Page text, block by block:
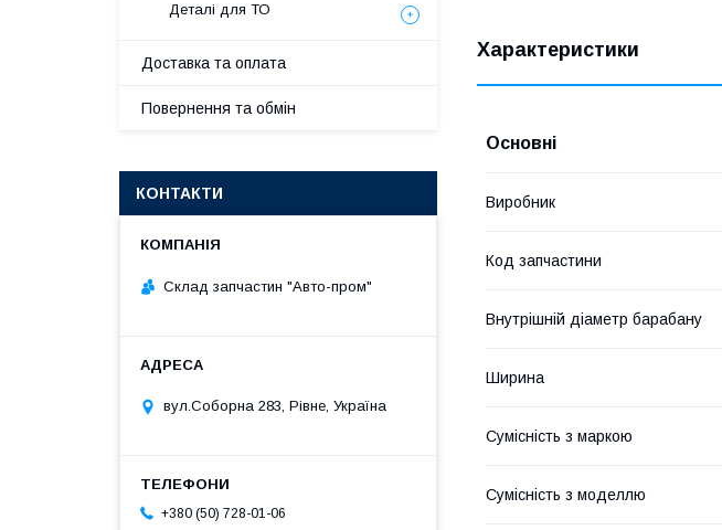
Характеристики
Основні
Виробник
Код запчастини
Внутрішній діаметр барабану
Ширина
Сумісність з маркою
Сумісність з моделлю
Деталі для ТО
Доставка та оплата
Повернення та обмін
КОНТАКТИ
Склад запчастин "Авто-пром"
вул.Соборна 283, Рівне, Україна
+380 (50) 728-01-06